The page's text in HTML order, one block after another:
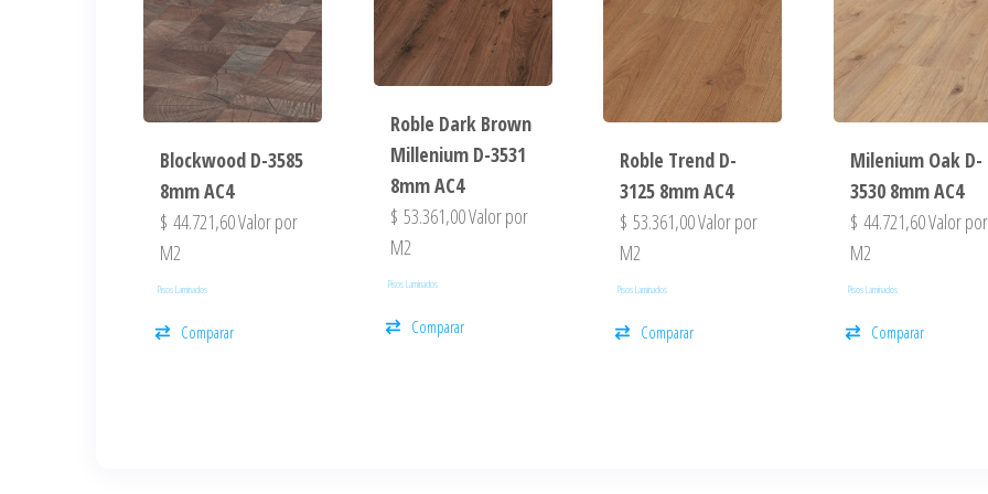
Blockwood D-3585
8mm AC4
$ 44.721,60Valor por
M2
Pisos Laminados
Comparar
Roble Dark Brown
Millenium D-3531
8mm AC4
$ 53.361,00Valor por
M2
Pisos Laminados
Comparar
Roble Trend D-
3125 8mm AC4
$ 53.361,00Valor por
M2
Pisos Laminados
Comparar
Milenium Oak D-
3530 8mm AC4
$ 44.721,60Valor por
M2
Pisos Laminados
Comparar